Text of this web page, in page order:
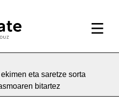
eta saretze sorta
bitartez